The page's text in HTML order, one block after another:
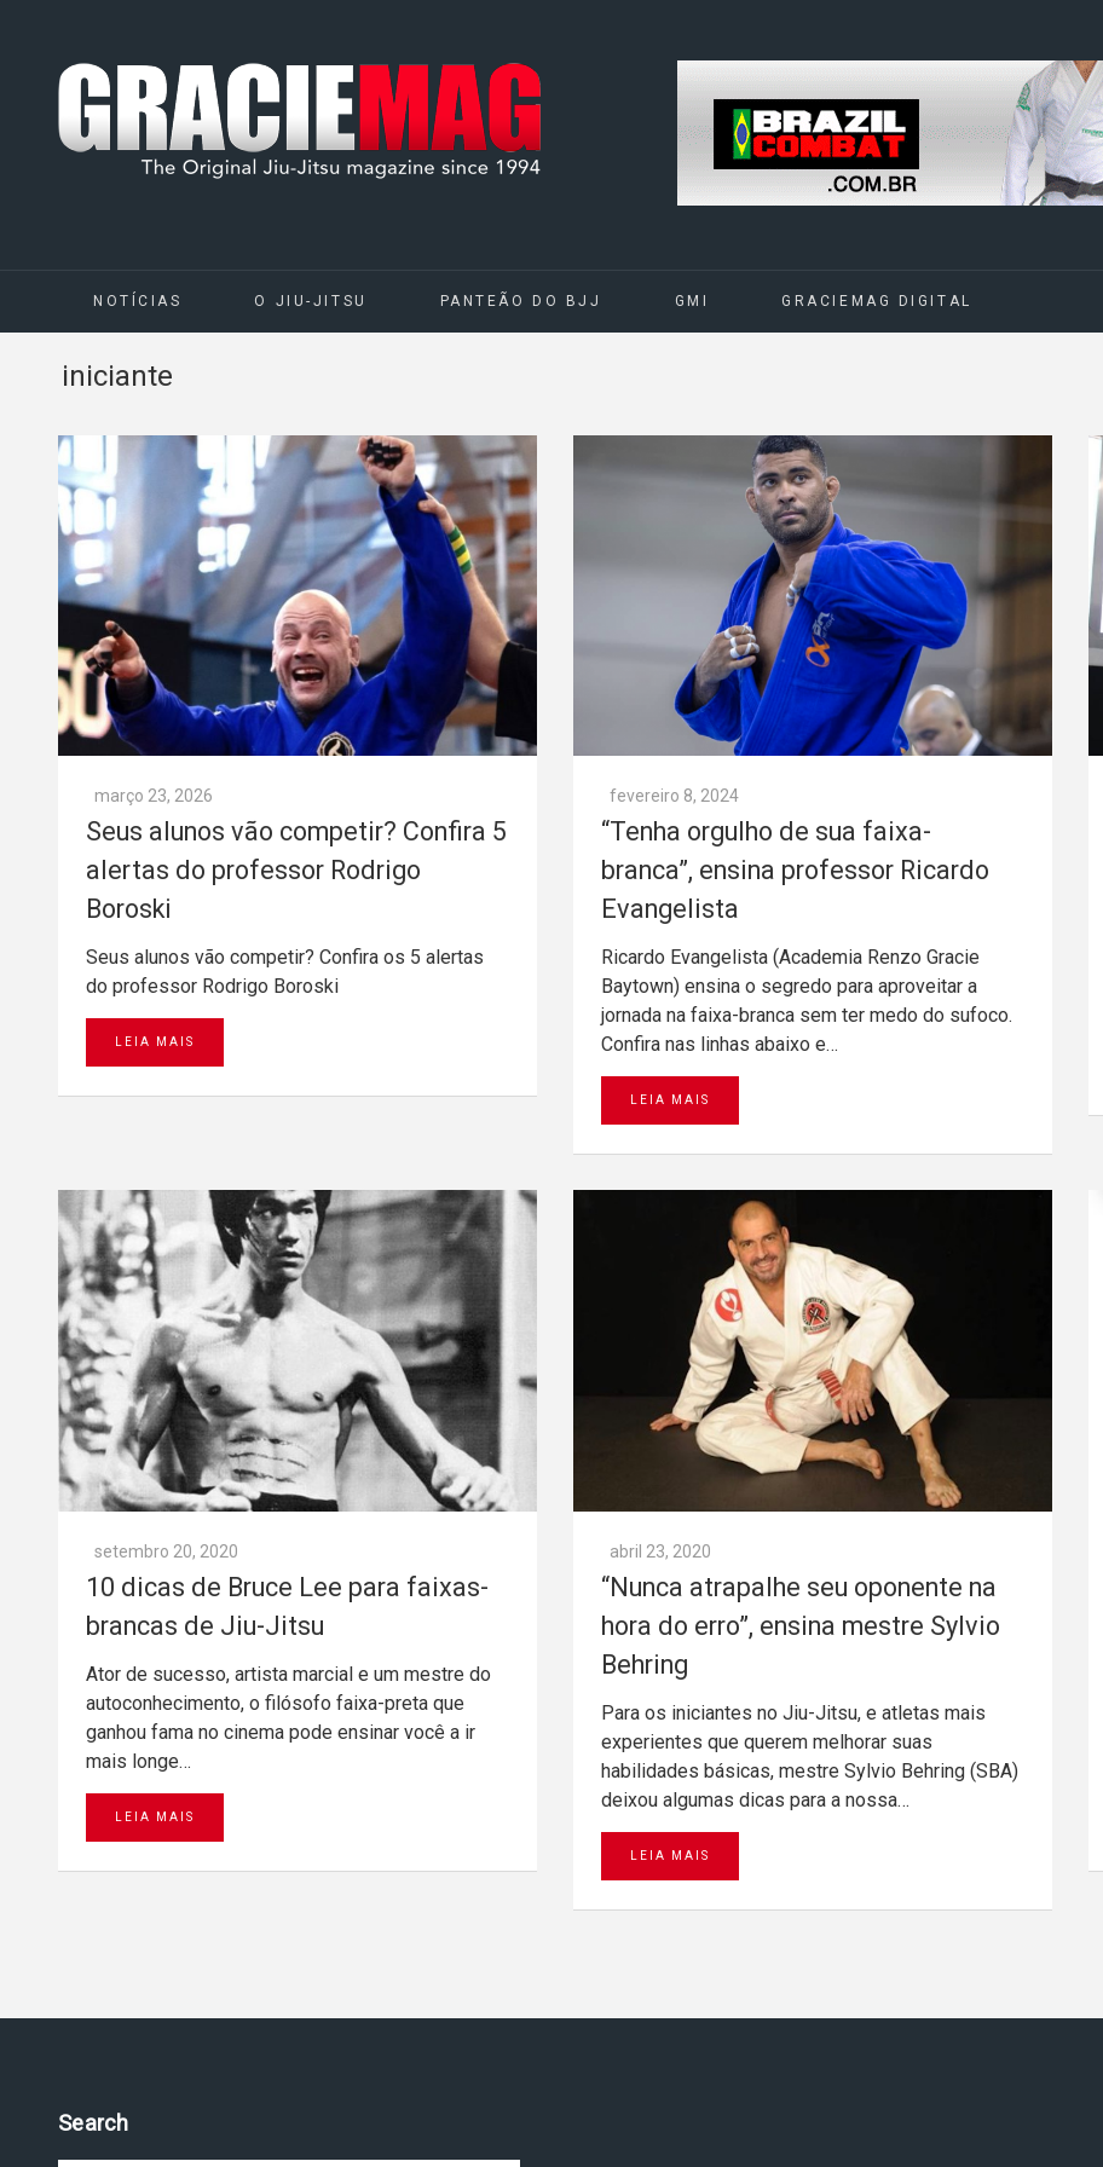
NOTÍCIAS O JIU-JITSU PANTEÃO DO BJJ GMI GRACIEMAG DIGITAL
iniciante
março 23, 2026
Seus alunos vão competir? Confira 5
alertas do professor Rodrigo
Boroski
Seus alunos vão competir? Confira os 5 alertas
do professor Rodrigo Boroski
LEIA MAIS
fevereiro 8, 2024
“Tenha orgulho de sua faixa-
branca”, ensina professor Ricardo
Evangelista
Ricardo Evangelista (Academia Renzo Gracie
Baytown) ensina o segredo para aproveitar a
jornada na faixa-branca sem ter medo do sufoco.
Confira nas linhas abaixo e…
LEIA MAIS
setembro 20, 2020
10 dicas de Bruce Lee para faixas-
brancas de Jiu-Jitsu
Ator de sucesso, artista marcial e um mestre do
autoconhecimento, o filósofo faixa-preta que
ganhou fama no cinema pode ensinar você a ir
mais longe…
LEIA MAIS
abril 23, 2020
“Nunca atrapalhe seu oponente na
hora do erro”, ensina mestre Sylvio
Behring
Para os iniciantes no Jiu-Jitsu, e atletas mais
experientes que querem melhorar suas
habilidades básicas, mestre Sylvio Behring (SBA)
deixou algumas dicas para a nossa…
LEIA MAIS
Search